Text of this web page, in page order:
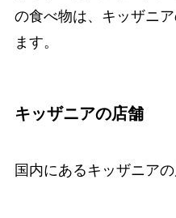
の食べ物は、キッザニ
ます。
キッザニアの店舗
国内にあるキッザニア